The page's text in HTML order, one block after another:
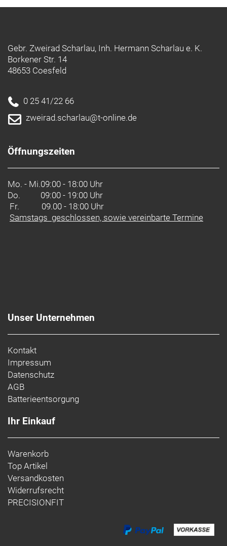
Gebr. Zweirad Scharlau, Inh. Hermann Scharlau e. K.
Borkener Str. 14
48653 Coesfeld
0 25 41/22 66
zweirad.scharlau@t-online.de
Öffnungszeiten
Mo. - Mi.09:00 - 18:00 Uhr
Do.
09:00 - 19:00 Uhr
Fr. 09.00 - 18:00 Uhr
Samstags geschlossen, sowie vereinbarte Termine
Unser Unternehmen
Kontakt
Impressum
Datenschutz
AGB
Batterieentsorgung
Ihr Einkauf
Warenkorb
Top Artikel
Versandkosten
Widerrufsrecht
PRECISIONFIT